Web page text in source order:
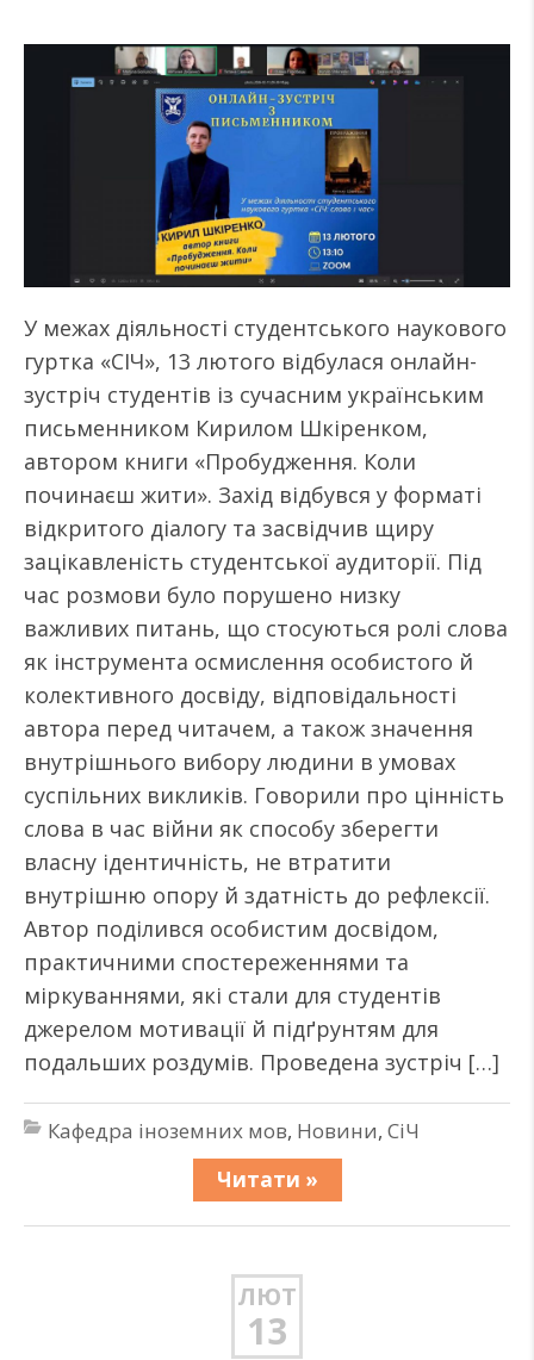
У межах діяльності студентського наукового
гуртка «СІЧ», 13 лютого відбулася онлайн-
зустріч студентів із сучасним українським
письменником Кирилом Шкіренком,
автором книги «Пробудження. Коли
починаєш жити». Захід відбувся у форматі
відкритого діалогу та засвідчив щиру
зацікавленість студентської аудиторії. Під
час розмови було порушено низку
важливих питань, що стосуються ролі слова
як інструмента осмислення особистого й
колективного досвіду, відповідальності
автора перед читачем, а також значення
внутрішнього вибору людини в умовах
суспільних викликів. Говорили про цінність
слова в час війни як способу зберегти
власну ідентичність, не втратити
внутрішню опору й здатність до рефлексії.
Автор поділився особистим досвідом,
практичними спостереженнями та
міркуваннями, які стали для студентів
джерелом мотивації й підґрунтям для
подальших роздумів. Проведена зустріч […]
Кафедра іноземних мов, Новини, СіЧ
Читати »
ЛЮТ
13